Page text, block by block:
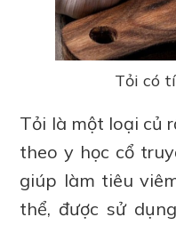
Tỏi có
Tỏi là một loại củ
theo y học cổ
giúp làm tiêu
thể, được sử